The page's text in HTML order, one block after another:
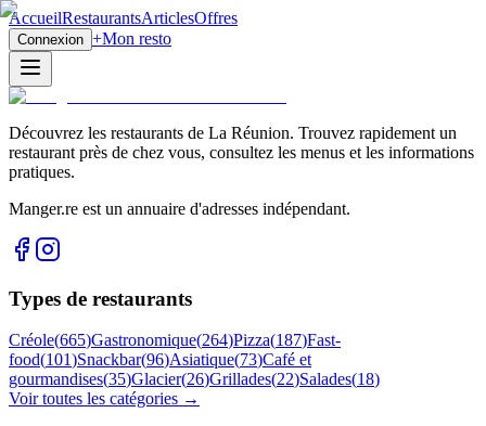
AccueilRestaurantsArticlesOffres
Connexion +Mon resto
Découvrez les restaurants de La Réunion. Trouvez rapidement un
restaurant près de chez vous, consultez les menus et les informations
pratiques.
Manger.re est un annuaire d'adresses indépendant.
Types de restaurants
Créole(665)Gastronomique(264)Pizza(187)Fast-
food(101)Snackbar(96)Asiatique(73)Café et
gourmandises(35)Glacier(26)Grillades(22)Salades(18)
Voir toutes les catégories →